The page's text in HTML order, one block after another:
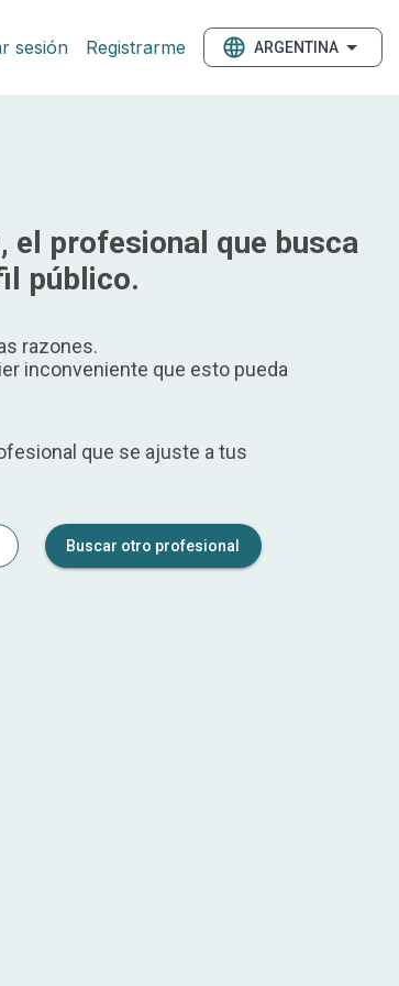
sesión Registrarme ARGENTINA
el profesional que busca
público.
razones.
inconveniente que esto pueda
que se ajuste a tus
Buscar otro profesional